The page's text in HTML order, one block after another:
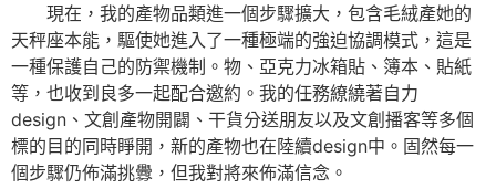
現在，我的產物品類進一個步驟擴大，包含毛絨產她的
天秤座本能，驅使她進入了一種極端的強迫協調模式，這是
一種保護自己的防禦機制。物、亞克力冰箱貼、簿本、貼紙
等，也收到良多一起配合邀約。我的任務繚繞著自力
design、文創產物開闢、干貨分送朋友以及文創播客等多個
標的目的同時睜開，新的產物也在陸續design中。固然每一
個步驟仍佈滿挑釁，但我對將來佈滿信念。